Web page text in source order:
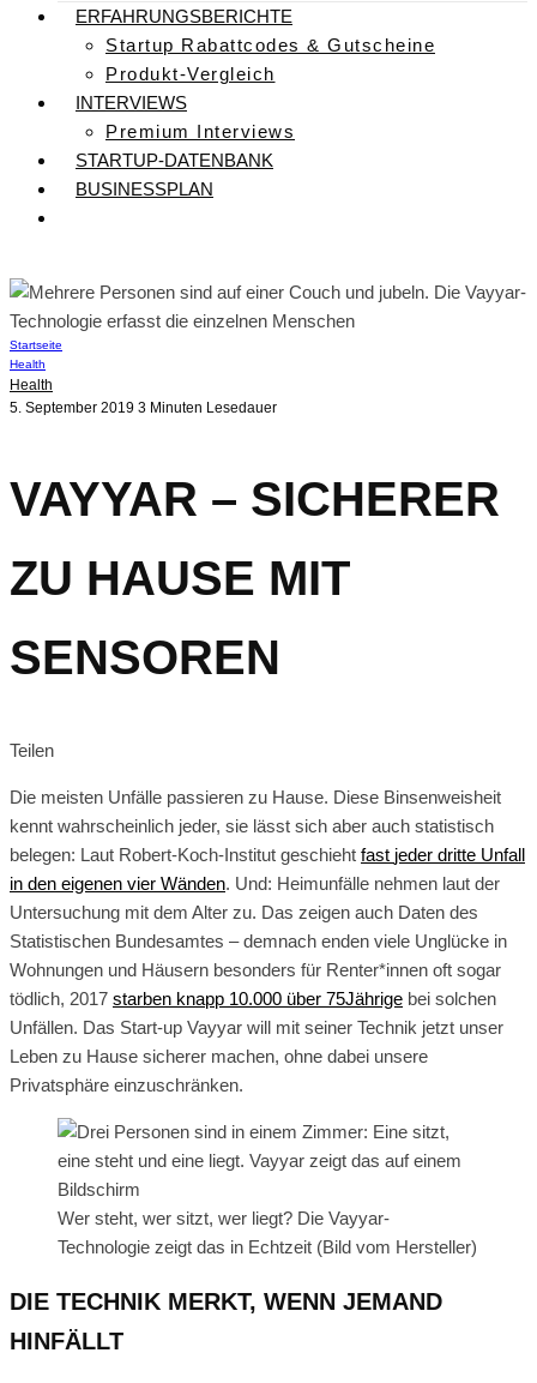
ERFAHRUNGSBERICHTE
Startup Rabattcodes & Gutscheine
Produkt-Vergleich
INTERVIEWS
Premium Interviews
STARTUP-DATENBANK
BUSINESSPLAN
Startseite
Health
Health
5. September 2019 3 Minuten Lesedauer
VAYYAR – SICHERER
ZU HAUSE MIT
SENSOREN
Teilen
Die meisten Unfälle passieren zu Hause. Diese Binsenweisheit
kennt wahrscheinlich jeder, sie lässt sich aber auch statistisch
belegen: Laut Robert-Koch-Institut geschieht fast jeder dritte Unfall
in den eigenen vier Wänden. Und: Heimunfälle nehmen laut der
Untersuchung mit dem Alter zu. Das zeigen auch Daten des
Statistischen Bundesamtes – demnach enden viele Unglücke in
Wohnungen und Häusern besonders für Renter*innen oft sogar
tödlich, 2017 starben knapp 10.000 über 75Jährige bei solchen
Unfällen. Das Start-up Vayyar will mit seiner Technik jetzt unser
Leben zu Hause sicherer machen, ohne dabei unsere
Privatsphäre einzuschränken.
Wer steht, wer sitzt, wer liegt? Die Vayyar-
Technologie zeigt das in Echtzeit (Bild vom Hersteller)
DIE TECHNIK MERKT, WENN JEMAND
HINFÄLLT